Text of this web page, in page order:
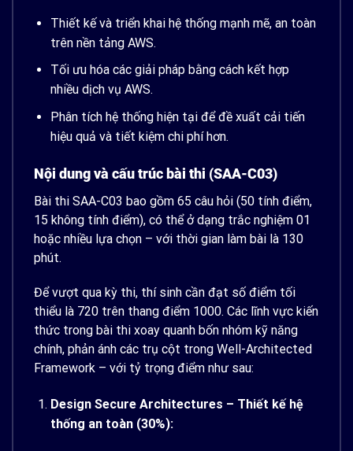
Thiết kế và triển khai hệ thống mạnh mẽ, an toàn
trên nền tảng AWS.
Tối ưu hóa các giải pháp bằng cách kết hợp
nhiều dịch vụ AWS.
Phân tích hệ thống hiện tại để đề xuất cải tiến
hiệu quả và tiết kiệm chi phí hơn.
Nội dung và cấu trúc bài thi (SAA-C03)
Bài thi SAA-C03 bao gồm 65 câu hỏi (50 tính điểm,
15 không tính điểm), có thể ở dạng trắc nghiệm 01
hoặc nhiều lựa chọn – với thời gian làm bài là 130
phút.
Để vượt qua kỳ thi, thí sinh cần đạt số điểm tối
thiểu là 720 trên thang điểm 1000. Các lĩnh vực kiến
thức trong bài thi xoay quanh bốn nhóm kỹ năng
chính, phản ánh các trụ cột trong Well-Architected
Framework – với tỷ trọng điểm như sau:
Design Secure Architectures – Thiết kế hệ
thống an toàn (30%):